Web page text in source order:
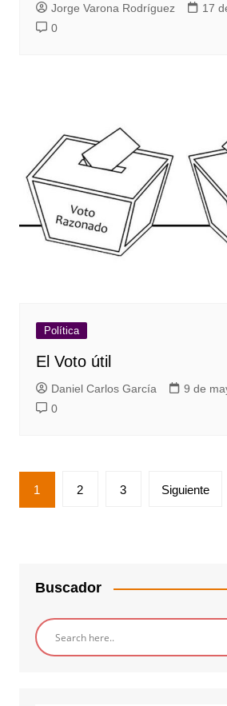
Jorge Varona Rodríguez
17
0
Política
El Voto útil
Daniel Carlos García
9 de
0
Paginación
de
1 2 3 Siguiente
Buscador